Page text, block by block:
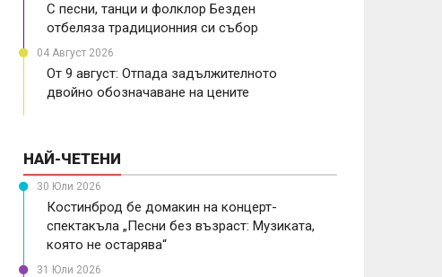
С песни, танци и фолклор Безден
отбеляза традиционния си събор
04 Август 2026
От 9 август: Отпада задължителното
двойно обозначаване на цените
НАЙ-ЧЕТЕНИ
30 Юли 2026
Костинброд бе домакин на концерт-
спектакъла „Песни без възраст: Музиката,
която не остарява“
31 Юли 2026